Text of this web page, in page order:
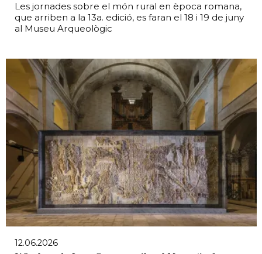
Les jornades sobre el món rural en època romana,
que arriben a la 13a. edició, es faran el 18 i 19 de juny
al Museu Arqueològic
12.06.2026